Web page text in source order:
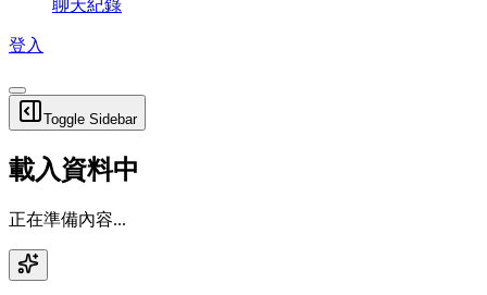
聊天紀錄
登入
Toggle Sidebar
載入資料中
正在準備內容...